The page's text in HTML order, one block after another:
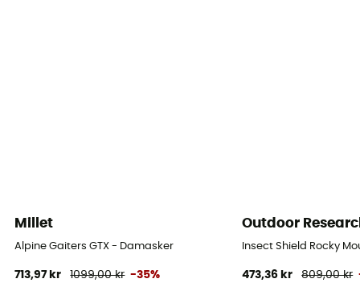
Millet
Alpine Gaiters GTX - Damasker
713,97 kr 1099,00 kr -35%
Outdoor
Insect Shield Rocky
473,36 kr 809,00 kr